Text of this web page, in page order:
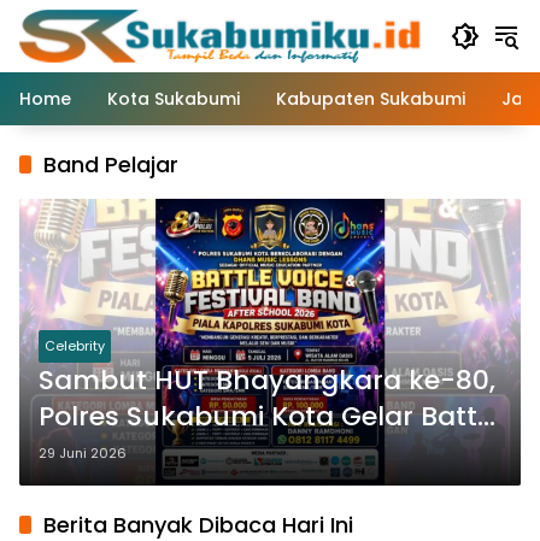
Langsung
konten
Home
Kota Sukabumi Kabupaten Sukabumi
Band Pelajar
Celebrity
Sambut HUT Bhayangkara ke-80,
Polres Sukabumi Kota Gelar Battle
Voice dan Festival Band Antar
Pelajar
29 Juni 2026
Berita Banyak Dibaca Hari Ini